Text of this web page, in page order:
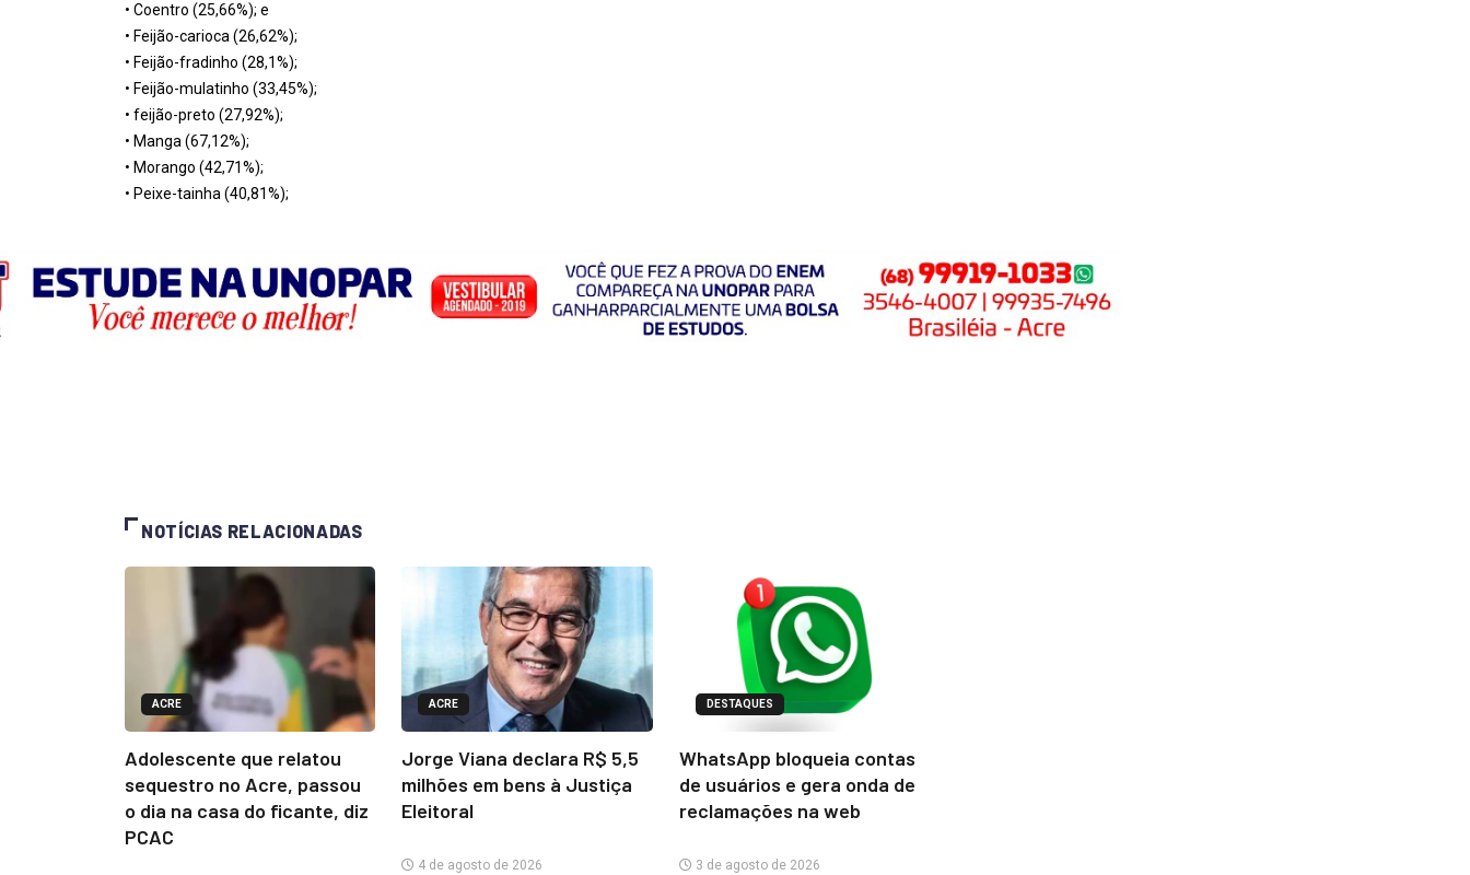
• Coentro (25,66%); e
• Feijão-carioca (26,62%);
• Feijão-fradinho (28,1%);
• Feijão-mulatinho (33,45%);
• feijão-preto (27,92%);
• Manga (67,12%);
• Morango (42,71%);
• Peixe-tainha (40,81%);
NOTÍCIAS RELACIONADAS
ACRE
Adolescente que relatou
sequestro no Acre, passou
o dia na casa do ficante, diz
PCAC
ACRE
Jorge Viana declara R$ 5,5
milhões em bens à Justiça
Eleitoral
4 de agosto de 2026
DESTAQUES
WhatsApp bloqueia contas
de usuários e gera onda de
reclamações na web
3 de agosto de 2026